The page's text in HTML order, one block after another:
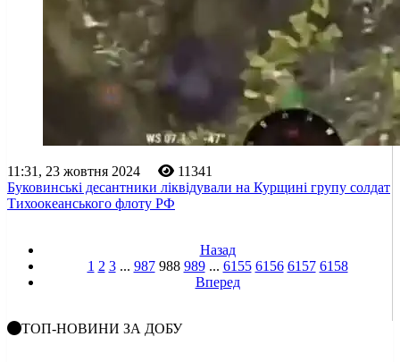
11:31, 23 жовтня 2024
11341
Буковинські десантники ліквідували на Курщині групу солдат
Тихоокеанського флоту РФ
Назад
1 2 3 ... 987 988 989 ... 6155 6156 6157 6158
Вперед
ТОП-НОВИНИ ЗА ДОБУ